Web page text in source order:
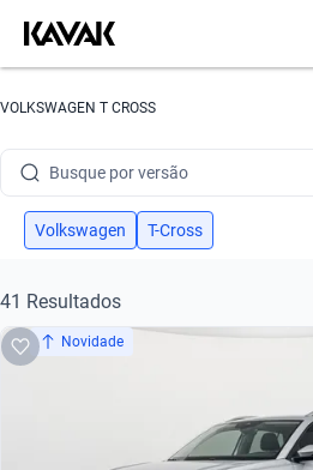
VOLKSWAGEN T CROSS
Busque por marca
Busque por modelo
Busque por versão
Busque por ano
Busque por modelo
Volkswagen T-Cross
41 Resultados
Novidade